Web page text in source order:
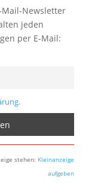
Mail-Newsletter
jeden
per E-Mail:
stehen: Kleinanzeige
aufgeben